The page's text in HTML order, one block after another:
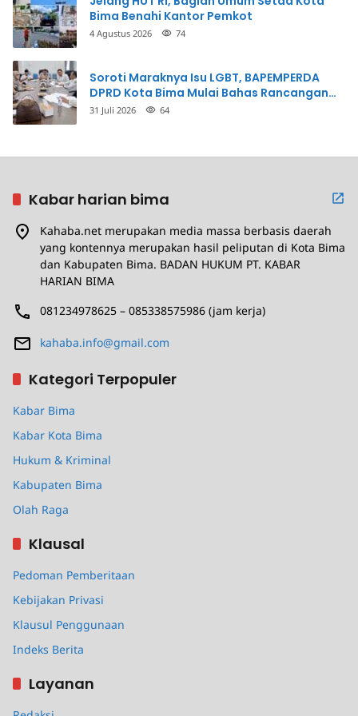
Bima Benahi Kantor Pemkot
4 Agustus 2026 74
Soroti Maraknya Isu LGBT, BAPEMPERDA
DPRD Kota Bima Mulai Bahas Rancangan
Perda Pencegahan
31 Juli 2026 64
Kabar harian bima
Kahaba.net merupakan media massa berbasis daerah
yang kontennya merupakan hasil peliputan di Kota Bima
dan Kabupaten Bima. BADAN HUKUM PT. KABAR
HARIAN BIMA
081234978625 – 085338575986 (jam kerja)
kahaba.info@gmail.com
Kategori Terpopuler
Kabar Bima
Kabar Kota Bima
Hukum & Kriminal
Kabupaten Bima
Olah Raga
Klausal
Pedoman Pemberitaan
Kebijakan Privasi
Klausul Penggunaan
Indeks Berita
Layanan